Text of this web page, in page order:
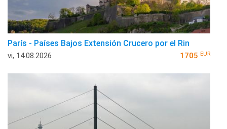
París - Países Bajos Extensión Crucero por el Rin
vi, 14.08.2026 1705 EUR